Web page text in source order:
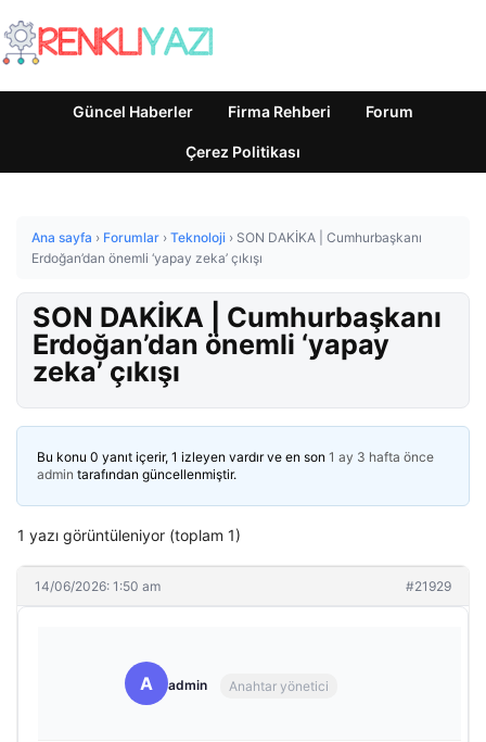
Güncel Haberler Firma Rehberi Forum
Çerez Politikası
Ana sayfa › Forumlar › Teknoloji › SON DAKİKA | Cumhurbaşkanı
Erdoğan’dan önemli ‘yapay zeka’ çıkışı
SON DAKİKA | Cumhurbaşkanı
Erdoğan’dan önemli ‘yapay
zeka’ çıkışı
Bu konu 0 yanıt içerir, 1 izleyen vardır ve en son 1 ay 3 hafta önce
admin tarafından güncellenmiştir.
1 yazı görüntüleniyor (toplam 1)
14/06/2026: 1:50 am #21929
A admin Anahtar yönetici